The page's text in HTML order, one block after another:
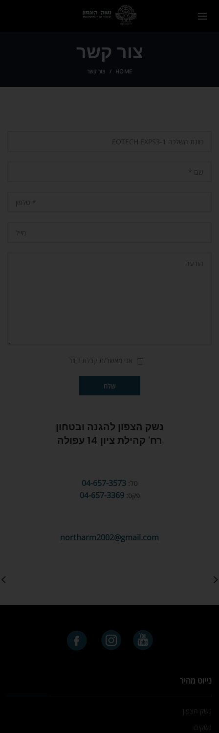
צור קשר
HOME צור קשר
אני מאשר/ת קבלת דיוור
נשק הצפון להגנה ובטחון
רח' קהילת ציון 14 עפולה
טל:04-657-3573
פקס:04-657-3369
northarm2002@gmail.com
נייוט מהיר
נשק הצפון
נשקים